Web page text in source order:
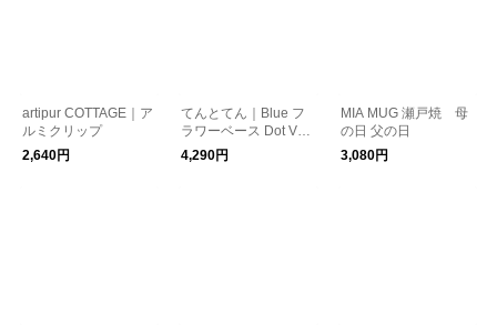
artipur COTTAGE｜ア
ルミクリップ
2,640円
てんとてん｜Blue フ
ラワーベース Dot Vas
e Double Leaf
4,290円
MIA MUG 瀬戸焼 母
の日 父の日
3,080円